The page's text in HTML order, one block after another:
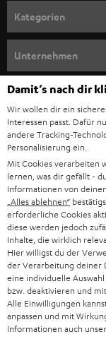
n
m
e
l
d
u
n
g
Kategorien
HEIMKINO-
SOUNDBAR
STEREO
SMART HOME
BLUETOOTH-
KOPFHÖRER
BLUETOOTH-
STEREOANLAGEN
LAUTSPRECHER
Unternehmen
SUPPORT
KARRIERE
PRESSE & MARKETING
GESCHÄFTSKUNDEN
PARTNERPROGRAMM
BLOG
NEWSLETTER
STORES
DEINE VORTEILE BEI
Teufel Onlineshops
DEUTSCHLAND
ÖSTERREICH
SCHWEIZ
NIEDERLANDE
BELGIEN
FRANKREICH
Damit‘s nach dir
Wir wollen dir ein
Interessen passt. Dafür
andere Tracking-
Personalisierung ein.
Mit Cookies verarbeiten
lernen, was dir gefällt -
Informationen von
„Alles ablehnen“
erforderliche Cookies
diese werden jedoch
Inhalte, die wirklich
Hier willigst du der
der Verarbeitung deiner
eine individuelle
bzw. deaktivieren und mit
Alle Einwilligungen
anpassen und mit
Informationen auch